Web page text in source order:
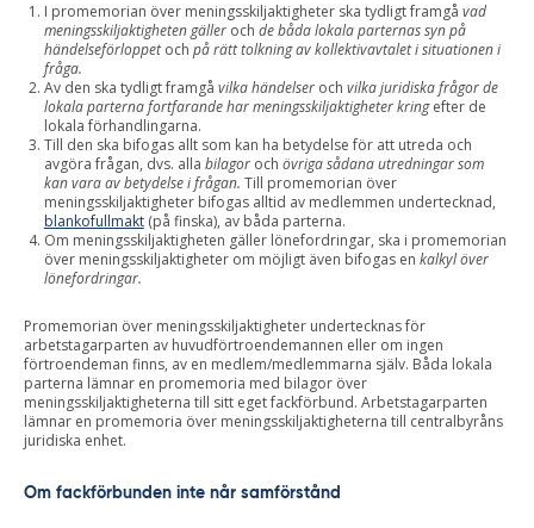
I promemorian över meningsskiljaktigheter ska tydligt framgå vad
meningsskiljaktigheten gälleroch de båda lokala parternas syn på
händelseförloppetoch på rätt tolkning av kollektivavtalet i situationen i
fråga.
Av den ska tydligt framgå vilka händelseroch vilka juridiska frågor de
lokala parterna fortfarande har meningsskiljaktigheter kringefter de
lokala förhandlingarna.
Till den ska bifogas allt som kan ha betydelse för att utreda och
avgöra frågan, dvs. alla bilagor och övriga sådana utredningar som
kan vara av betydelse i frågan. Till promemorian över
meningsskiljaktigheter bifogas alltid av medlemmen undertecknad,
blankofullmakt(på finska), av båda parterna.
Om meningsskiljaktigheten gäller lönefordringar, ska i promemorian
över meningsskiljaktigheter om möjligt även bifogas en kalkyl över
lönefordringar.
Promemorian över meningsskiljaktigheter undertecknas för
arbetstagarparten av huvudförtroendemannen eller om ingen
förtroendeman finns, av en medlem/medlemmarna själv. Båda lokala
parterna lämnar en promemoria med bilagor över
meningsskiljaktigheterna till sitt eget fackförbund. Arbetstagarparten
lämnar en promemoria över meningsskiljaktigheterna till centralbyråns
juridiska enhet.
Om fackförbunden inte når samförstånd